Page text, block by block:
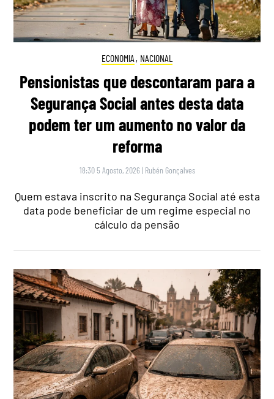
ECONOMIA , NACIONAL
Pensionistas que descontaram para a
Segurança Social antes desta data
podem ter um aumento no valor da
reforma
18:30 5 Agosto, 2026 | Rubén Gonçalves
Quem estava inscrito na Segurança Social até esta
data pode beneficiar de um regime especial no
cálculo da pensão